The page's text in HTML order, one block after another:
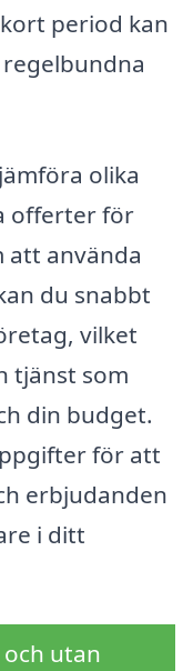
period kan
olika
offerter för
att använda
du snabbt
vilket
tjänst som
din budget.
för att
erbjudanden
i ditt
utan